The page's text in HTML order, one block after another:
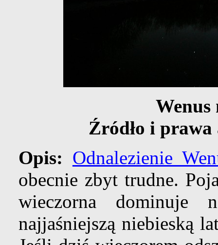
Wenus
Źródło i
Opis: Odnalezienie
obecnie zbyt trudne.
wieczorna dominuje
najjaśniejszą niebieską